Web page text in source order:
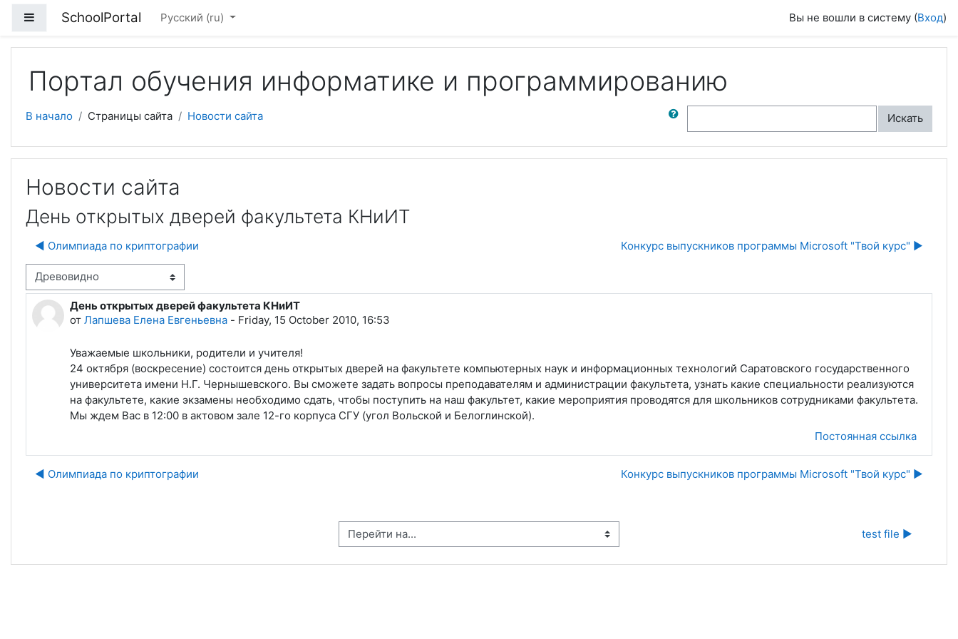
Боковая панель
SchoolPortal Русский ‎(ru)‎ Вы не вошли в систему (Вход)
Портал обучения информатике и программированию
В начало Страницы сайта Новости сайта
Поиск по форумам
Искать
Новости сайта
День открытых дверей факультета КНиИТ
◀︎ Олимпиада по криптографии Конкурс выпускников программы Microsoft "Твой курс" ▶︎
отображения
День открытых дверей факультета КНиИТ
от Лапшева Елена Евгеньевна - Friday, 15 October 2010, 16:53
Количество ответов: 0
Уважаемые школьники, родители и учителя!
24 октября (воскресение) состоится день открытых дверей на факультете компьютерных наук и информационных технологий Саратовского государственного
университета имени Н.Г. Чернышевского. Вы сможете задать вопросы преподавателям и администрации факультета, узнать какие специальности реализуются
на факультете, какие экзамены необходимо сдать, чтобы поступить на наш факультет, какие мероприятия проводятся для школьников сотрудниками факультета.
Мы ждем Вас в 12:00 в актовом зале 12-го корпуса СГУ (угол Вольской и Белоглинской).
Постоянная ссылка
◀︎ Олимпиада по криптографии Конкурс выпускников программы Microsoft "Твой курс" ▶︎
Перейти на... test file ▶︎